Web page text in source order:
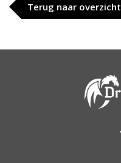
Terug naar overzicht